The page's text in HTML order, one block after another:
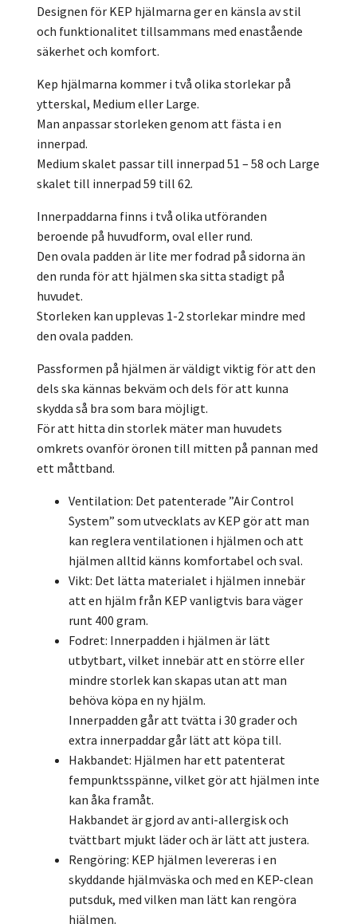
Designen för KEP hjälmarna ger en känsla av stil
och funktionalitet tillsammans med enastående
säkerhet och komfort.
Kep hjälmarna kommer i två olika storlekar på
ytterskal, Medium eller Large.
Man anpassar storleken genom att fästa i en
innerpad.
Medium skalet passar till innerpad 51 – 58 och Large
skalet till innerpad 59 till 62.
Innerpaddarna finns i två olika utföranden
beroende på huvudform, oval eller rund.
Den ovala padden är lite mer fodrad på sidorna än
den runda för att hjälmen ska sitta stadigt på
huvudet.
Storleken kan upplevas 1-2 storlekar mindre med
den ovala padden.
Passformen på hjälmen är väldigt viktig för att den
dels ska kännas bekväm och dels för att kunna
skydda så bra som bara möjligt.
För att hitta din storlek mäter man huvudets
omkrets ovanför öronen till mitten på pannan med
ett måttband.
Ventilation: Det patenterade ”Air Control
System” som utvecklats av KEP gör att man
kan reglera ventilationen i hjälmen och att
hjälmen alltid känns komfortabel och sval.
Vikt: Det lätta materialet i hjälmen innebär
att en hjälm från KEP vanligtvis bara väger
runt 400 gram.
Fodret: Innerpadden i hjälmen är lätt
utbytbart, vilket innebär att en större eller
mindre storlek kan skapas utan att man
behöva köpa en ny hjälm.
Innerpadden går att tvätta i 30 grader och
extra innerpaddar går lätt att köpa till.
Hakbandet: Hjälmen har ett patenterat
fempunktsspänne, vilket gör att hjälmen inte
kan åka framåt.
Hakbandet är gjord av anti-allergisk och
tvättbart mjukt läder och är lätt att justera.
Rengöring: KEP hjälmen levereras i en
skyddande hjälmväska och med en KEP-clean
putsduk, med vilken man lätt kan rengöra
hjälmen.